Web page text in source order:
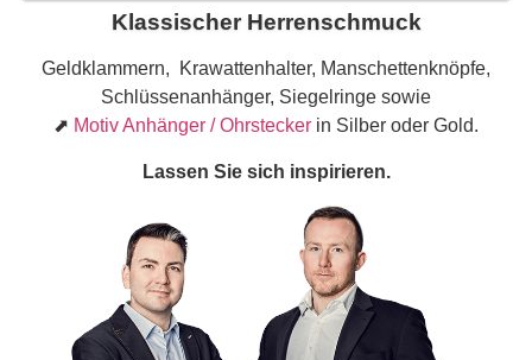
Klassischer Herrenschmuck
Geldklammern, Krawattenhalter, Manschettenknöpfe,
Schlüssenanhänger, Siegelringe sowie
⬈ Motiv Anhänger / Ohrstecker in Silber oder Gold.
Lassen Sie sich inspirieren.